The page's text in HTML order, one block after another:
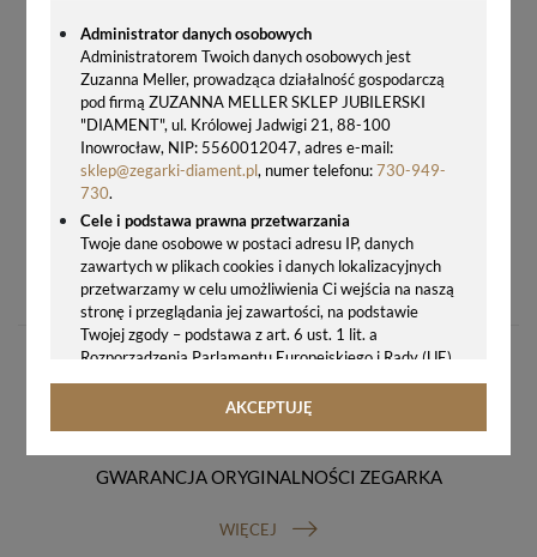
Administrator danych osobowych
Administratorem Twoich danych osobowych jest
Zuzanna Meller, prowadząca działalność gospodarczą
pod firmą ZUZANNA MELLER SKLEP JUBILERSKI
"DIAMENT", ul. Królowej Jadwigi 21, 88-100
Inowrocław, NIP: 5560012047, adres e-mail:
sklep@zegarki-diament.pl, numer telefonu:730-949-
730.
Cele i podstawa prawna przetwarzania
Twoje dane osobowe w postaci adresu IP, danych
zawartych w plikach cookies i danych lokalizacyjnych
przetwarzamy w celu umożliwienia Ci wejścia na naszą
stronę i przeglądania jej zawartości, na podstawie
Twojej zgody – podstawa z art. 6 ust. 1 lit. a
Rozporządzenia Parlamentu Europejskiego i Rady (UE)
2016/679 z 27.04.2016 r. w sprawie ochrony osób
fizycznych w związku z przetwarzaniem danych
rozporządzenie o ochronie danych, tj. RODO).
Twoje dane osobowe możemy udostępniać
hostingodawcy. Takie podmioty przetwarzają dane na
AKCEPTUJĘ
99,00 zł
GWARANCJA ORYGINALNOŚCI ZEGARKA
WIĘCEJ